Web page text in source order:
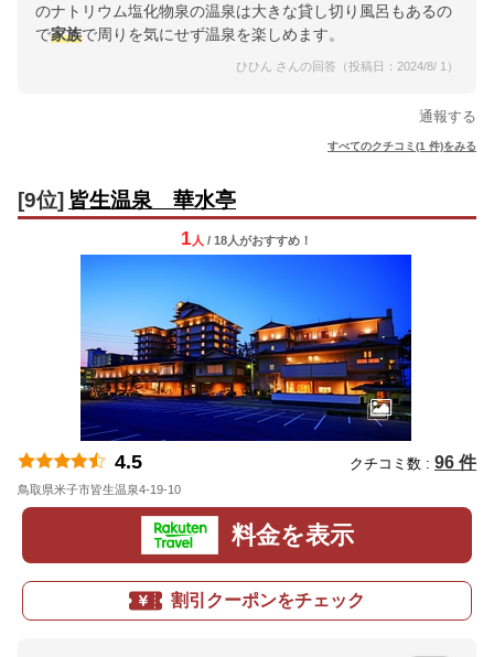
のナトリウム塩化物泉の温泉は大きな貸し切り風呂もあるの
で家族で周りを気にせず温泉を楽しめます。
ひひん さんの回答（投稿日：2024/8/ 1）
通報する
すべてのクチコミ(1 件)をみる
[9位] 皆生温泉 華水亭
1 人 / 18人がおすすめ！
4.5 クチコミ数 : 96 件
鳥取県米子市皆生温泉4-19-10
料金を表示
割引クーポンをチェック